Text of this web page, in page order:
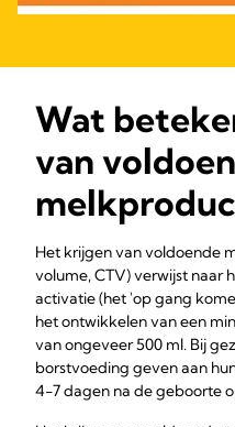
Wat
van
Het krijgen van voldoende
volume, CTV) verwijst naar
activatie (het 'op gang
het ontwikkelen van een
van ongeveer 500 ml. Bij
borstvoeding geven aan
4-7 dagen na de geboorte